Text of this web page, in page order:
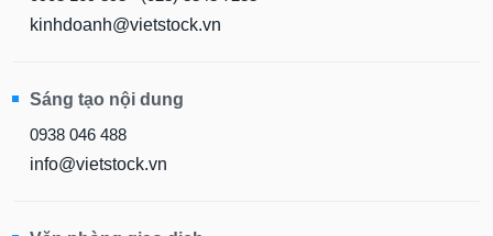
kinhdoanh@vietstock.vn
Sáng tạo nội dung
0938 046 488
info@vietstock.vn